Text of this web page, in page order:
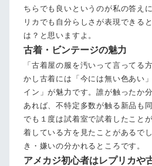
ちらでも良いというのが私の答え
リカでも自分らしさが表現できる
は？と思いますよ。
古着・ビンテージの魅力
「古着屋の服を汚いって言ってる
かし古着には「今には無い色あい
イン」が魅力です。誰が触ったか
あれば、不特定多数が触る新品も
でも１度は試着室で試着したこと
着している方を見たことがあるで
き・嫌いの分かれるところです。
アメカジ初心者はレプリカや